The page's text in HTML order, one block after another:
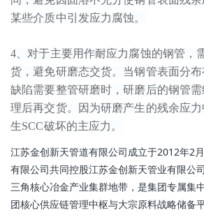
某些介质中引发应力腐蚀。
4、对于主要用作耐应力腐蚀的钢管，
货，避免研磨态交货。当钢管表面分
缺陷需要整管研磨时，研磨后的钢管
理后再交货。因为研磨产生的残余应
生SCC破坏的主应力。
江苏金创新天管道有限公司成立于2012年2
有限公司共同控股江苏金创新天管业有限公
三角核心冶金产业集群地带，是集团专属集
团核心供应链管理中枢与大宗原料战略储备平